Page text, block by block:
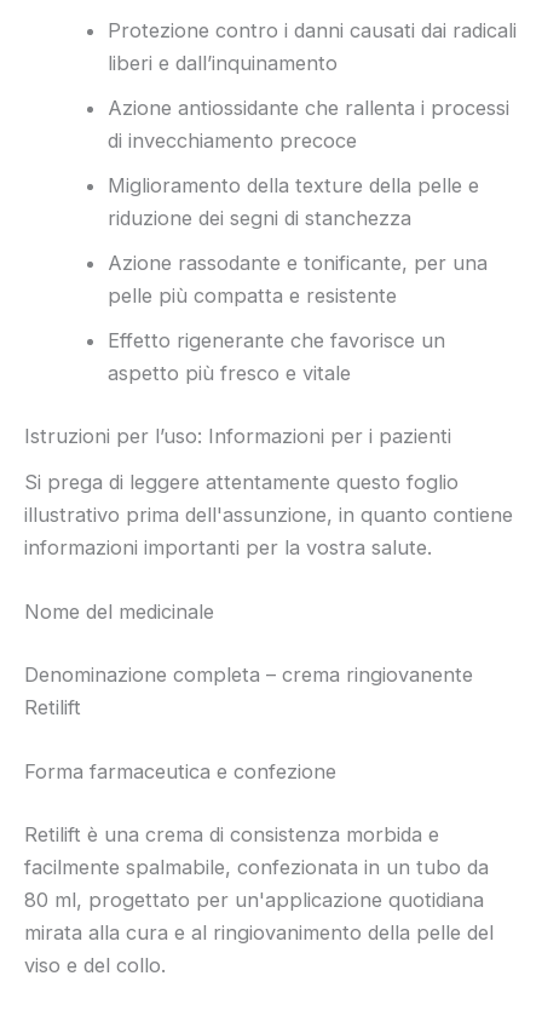
Protezione contro i danni causati dai radicali
liberi e dall’inquinamento
Azione antiossidante che rallenta i processi
di invecchiamento precoce
Miglioramento della texture della pelle e
riduzione dei segni di stanchezza
Azione rassodante e tonificante, per una
pelle più compatta e resistente
Effetto rigenerante che favorisce un
aspetto più fresco e vitale
Istruzioni per l’uso: Informazioni per i pazienti
Si prega di leggere attentamente questo foglio
illustrativo prima dell'assunzione, in quanto contiene
informazioni importanti per la vostra salute.
Nome del medicinale
Denominazione completa – crema ringiovanente
Retilift
Forma farmaceutica e confezione
Retilift è una crema di consistenza morbida e
facilmente spalmabile, confezionata in un tubo da
80 ml, progettato per un'applicazione quotidiana
mirata alla cura e al ringiovanimento della pelle del
viso e del collo.